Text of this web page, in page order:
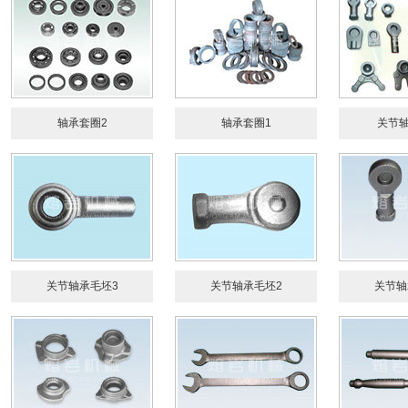
轴承套圈2 轴承套圈1 关节
关节轴承毛坯3 关节轴承毛坯2 关节